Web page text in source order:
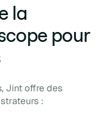
la
pour
Jint offre des
: